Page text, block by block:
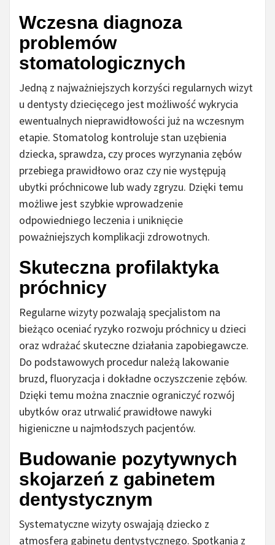
Wczesna diagnoza
problemów
stomatologicznych
Jedną z najważniejszych korzyści regularnych wizyt
u dentysty dziecięcego jest możliwość wykrycia
ewentualnych nieprawidłowości już na wczesnym
etapie. Stomatolog kontroluje stan uzębienia
dziecka, sprawdza, czy proces wyrzynania zębów
przebiega prawidłowo oraz czy nie występują
ubytki próchnicowe lub wady zgryzu. Dzięki temu
możliwe jest szybkie wprowadzenie
odpowiedniego leczenia i uniknięcie
poważniejszych komplikacji zdrowotnych.
Skuteczna profilaktyka
próchnicy
Regularne wizyty pozwalają specjalistom na
bieżąco oceniać ryzyko rozwoju próchnicy u dzieci
oraz wdrażać skuteczne działania zapobiegawcze.
Do podstawowych procedur należą lakowanie
bruzd, fluoryzacja i dokładne oczyszczenie zębów.
Dzięki temu można znacznie ograniczyć rozwój
ubytków oraz utrwalić prawidłowe nawyki
higieniczne u najmłodszych pacjentów.
Budowanie pozytywnych
skojarzeń z gabinetem
dentystycznym
Systematyczne wizyty oswajają dziecko z
atmosferą gabinetu dentystycznego. Spotkania z